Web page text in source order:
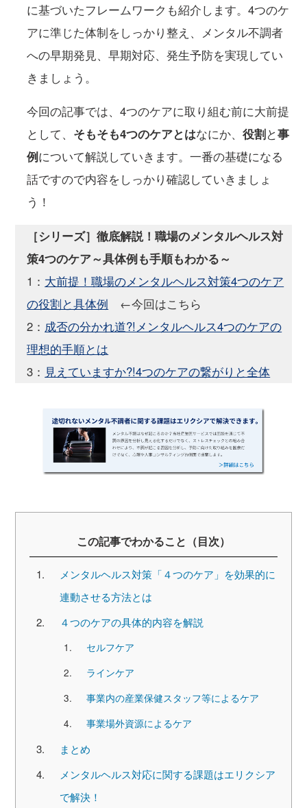
に基づいたフレームワークも紹介します。4つのケ
アに準じた体制をしっかり整え、メンタル不調者
への早期発見、早期対応、発生予防を実現してい
きましょう。
今回の記事では、4つのケアに取り組む前に大前提
として、 そもそも4つのケアとはなにか、役割と事
例について解説していきます。一番の基礎になる
話ですので内容をしっかり確認していきましょ
う！
［シリーズ］徹底解説！職場のメンタルヘルス対
策4つのケア～具体例も手順もわかる～
1： 大前提！職場のメンタルヘルス対策4つのケア
の役割と具体例 ←今回はこちら
2： 成否の分かれ道?!メンタルヘルス4つのケアの
理想的手順とは
3： 見えていますか?!4つのケアの繋がりと全体
この記事でわかること（目次）
メンタルヘルス対策「４つのケア」を効果的に
連動させる方法とは
４つのケアの具体的内容を解説
セルフケア
ラインケア
事業内の産業保健スタッフ等によるケア
事業場外資源によるケア
まとめ
メンタルヘルス対応に関する課題はエリクシア
で解決！